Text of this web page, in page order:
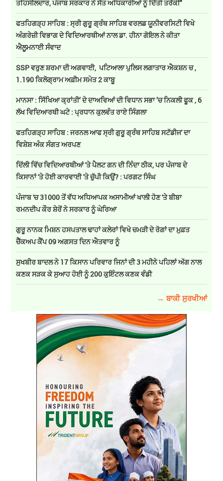
ਤਹਿਸੀਲਦਾਰ, ਪੰਜਾਬ ਸਰਕਾਰ ਨੇ ਸੱਤ ਅਧਿਕਾਰੀਆਂ ਨੂੰ ਦਿੱਤੀ ਤਰੱਕੀ"
ਫਤਹਿਗੜ੍ਹ ਸਾਹਿਬ : ਸ੍ਰੀ ਗੁਰੂ ਗ੍ਰੰਥ ਸਾਹਿਬ ਵਰਲਡ ਯੂਨੀਵਰਸਿਟੀ ਵਿਖੇ
ਅੰਗਰੇਜ਼ੀ ਵਿਭਾਗ ਦੇ ਵਿਦਿਆਰਥੀਆਂ ਨਾਲ ਡਾ. ਹੀਨਾ ਗੋਇਲ ਨੇ ਕੀਤਾ
ਐਲੂਮਨਾਈ ਸੰਵਾਦ
SSP ਵਰੁਣ ਸ਼ਰਮਾ ਦੀ ਅਗਵਾਈ, ਪਟਿਆਲਾ ਪੁਲਿਸ ਲਗਾਤਾਰ ਐਕਸ਼ਨ ਚ ,
1.190 ਕਿਲੋਗ੍ਰਾਮ ਅਫ਼ੀਮ ਸਮੇਤ 2 ਕਾਬੂ
ਮਾਨਸਾ : ਸਿੱਖਿਆ ਕ੍ਰਾਂਤੀ’ ਦੇ ਦਾਅਵਿਆਂ ਦੀ ਵਿਧਾਨ ਸਭਾ ’ਚ ਨਿਕਲੀ ਫੂਕ , 6
ਲੱਖ ਵਿਦਿਆਰਥੀ ਘਟੇ : ਪ੍ਰਧਾਨ ਕੁਲਵੰਤ ਰਾਏ ਸਿੰਗਲਾ
ਫਤਹਿਗੜ੍ਹ ਸਾਹਿਬ : ਜਰਨਲ ਆਫ ਸ੍ਰੀ ਗੁਰੂ ਗ੍ਰੰਥ ਸਾਹਿਬ ਸਟੱਡੀਜ' ਦਾ
ਵਿਸ਼ੇਸ਼ ਅੰਕ ਸੰਗਤ ਅਰਪਣ
ਦਿੱਲੀ ਵਿੱਚ ਵਿਦਿਆਰਥੀਆਂ 'ਤੇ ਪੈਲਟ ਗਨ ਦੀ ਨਿੰਦਾ ਠੀਕ, ਪਰ ਪੰਜਾਬ ਦੇ
ਕਿਸਾਨਾਂ 'ਤੇ ਹੋਈ ਕਾਰਵਾਈ 'ਤੇ ਚੁੱਪੀ ਕਿਉਂ? : ਪਰਗਟ ਸਿੰਘ
ਪੰਜਾਬ 'ਚ 31000 ਤੋਂ ਵੱਧ ਅਧਿਆਪਕ ਅਸਾਮੀਆਂ ਖਾਲੀ ਹੋਣ 'ਤੇ ਬੀਬਾ
ਰਮਨਦੀਪ ਕੌਰ ਸ਼ੇਰੋਂ ਨੇ ਸਰਕਾਰ ਨੂੰ ਘੇਰਿਆ
ਗੁਰੂ ਨਾਨਕ ਮਿਸ਼ਨ ਹਸਪਤਾਲ ਢਾਹਾਂ ਕਲੇਰਾਂ ਵਿਖੇ ਚਮੜੀ ਦੇ ਰੋਗਾਂ ਦਾ ਮੁਫ਼ਤ
ਚੈੱਕਅਪ ਕੈਂਪ 09 ਅਗਸਤ ਦਿਨ ਐਤਵਾਰ ਨੂੰ
ਸੁਖਬੀਰ ਬਾਦਲ ਨੇ 17 ਕਿਸਾਨ ਪਰਿਵਾਰ ਜਿਨਾਂ ਦੀ 3 ਮਹੀਨੇ ਪਹਿਲਾਂ ਅੱਗ ਨਾਲ
ਕਣਕ ਸੜਕ ਕੇ ਸੁਆਹ ਹੋਈ ਨੂੰ 200 ਕੁਇੰਟਲ ਕਣਕ ਵੰਡੀ
→ ਬਾਕੀ ਸੁਰਖੀਆਂ